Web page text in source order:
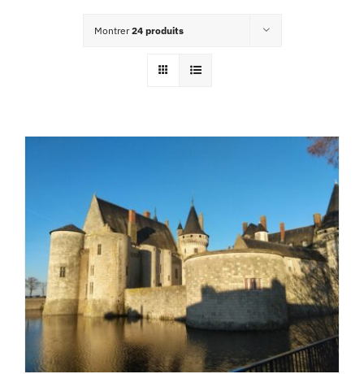
Montrer24 produits